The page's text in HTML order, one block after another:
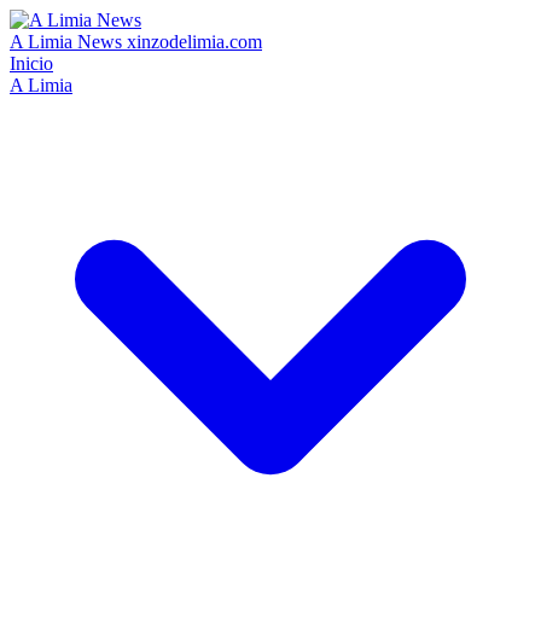
A Limia News xinzodelimia.com
Inicio
A Limia